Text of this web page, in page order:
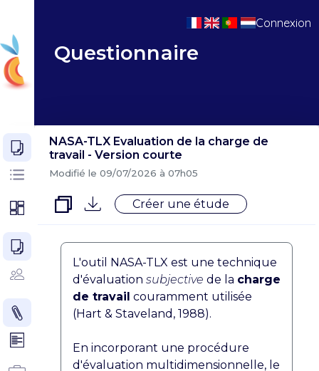
Connexion
Questionnaire
NASA-TLX Evaluation de la charge de
travail - Version courte
Modifié le 09/07/2026 à 07h05
Créer une étude
L'outil NASA-TLX est une technique
d'évaluation subjective de la charge
de travail couramment utilisée
(Hart & Staveland, 1988).
En incorporant une procédure
d'évaluation multidimensionnelle, le